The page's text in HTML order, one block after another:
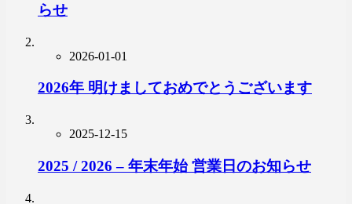
らせ
2026-01-01
2026年 明けましておめでとうございます
2025-12-15
2025 / 2026 – 年末年始 営業日のお知らせ